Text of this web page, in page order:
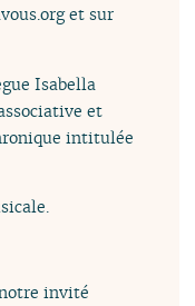
et sur
Isabella
et
intitulée
invité